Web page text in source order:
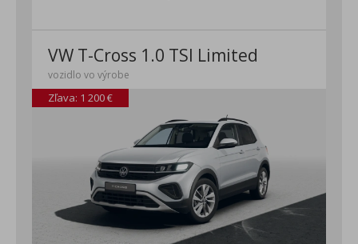
VW T-Cross 1.0 TSI Limited
vozidlo vo výrobe
Zľava: 1 200 €